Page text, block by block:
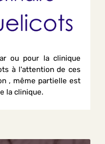
ou pour la clinique
à l'attention de ces
, même partielle est
la clinique.